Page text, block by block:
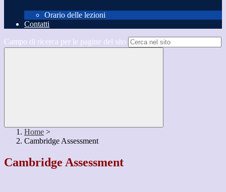
Orario delle lezioni
Contatti
Campo di ricerca per le pagine del sito
Home >
Cambridge Assessment
Cambridge Assessment